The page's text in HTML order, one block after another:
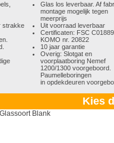
strakke
Glas los leverbaar. Af
montage mogelijk tegen
meerprijs
Uit voorraad leverbaar
Certificaten: FSC
KOMO nr. 20822
10 jaar garantie
Overig: Slotgat en
voorplaatboring Nemef
1200/1300 voorgeboord.
Paumelleboringen
in opdekdeuren
Kies
Blank